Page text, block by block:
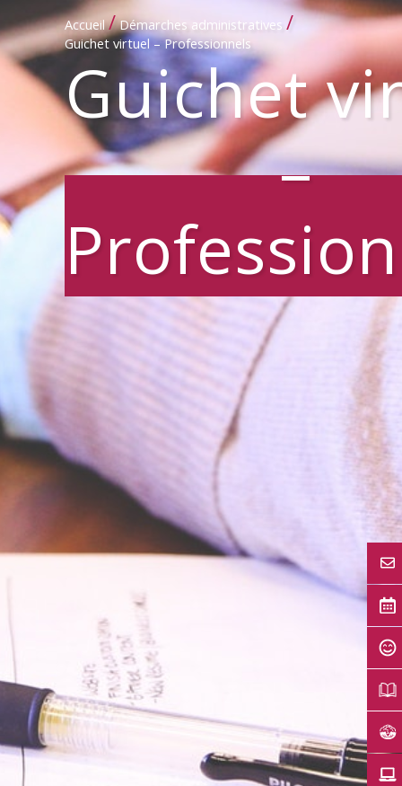
Accueil / Démarches administratives /
Guichet virtuel – Professionnels
Guichet
–